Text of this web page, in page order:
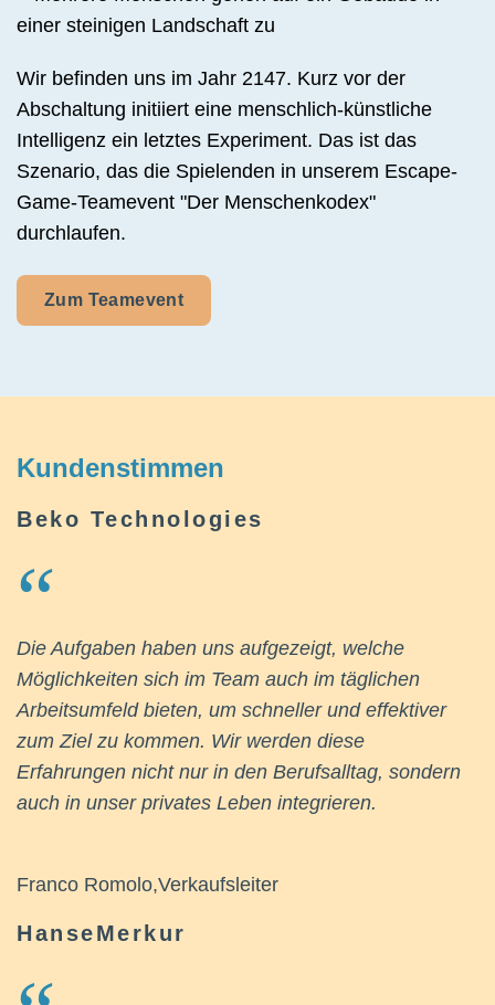
Wir befinden uns im Jahr 2147. Kurz vor der
Abschaltung initiiert eine menschlich-künstliche
Intelligenz ein letztes Experiment. Das ist das
Szenario, das die Spielenden in unserem Escape-
Game-Teamevent "Der Menschenkodex"
durchlaufen.
Zum Teamevent
Kundenstimmen
Beko Technologies
Die Aufgaben haben uns aufgezeigt, welche
Möglichkeiten sich im Team auch im täglichen
Arbeitsumfeld bieten, um schneller und effektiver
zum Ziel zu kommen. Wir werden diese
Erfahrungen nicht nur in den Berufsalltag, sondern
auch in unser privates Leben integrieren.
Franco Romolo,Verkaufsleiter
HanseMerkur